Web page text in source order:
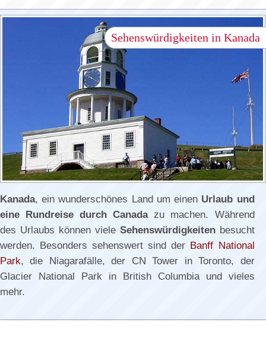
Kanada, ein wunderschönes Land um einen Urlaub und
eine Rundreise durch Canadazu machen. Während
des Urlaubs können viele Sehenswürdigkeitenbesucht
werden. Besonders sehenswert sind der Banff National
Park, die Niagarafälle, der CN Tower in Toronto, der
Glacier National Park in British Columbia und vieles
mehr.
Sehenswürdigkeiten in Kanada